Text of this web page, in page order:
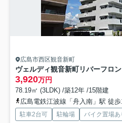
広島市西区観音新町
ヴェルディ観音新町リバーフロ
3,920万円
78.19㎡ (3LDK) /築12年 /15階建
広島電鉄江波線「舟入南」駅 徒
駐車2台可 駐輪場 バイク置場あ